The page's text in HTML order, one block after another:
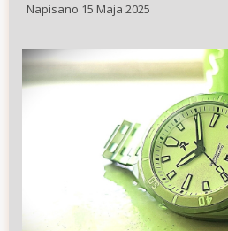
Napisano 15 Maja 2025